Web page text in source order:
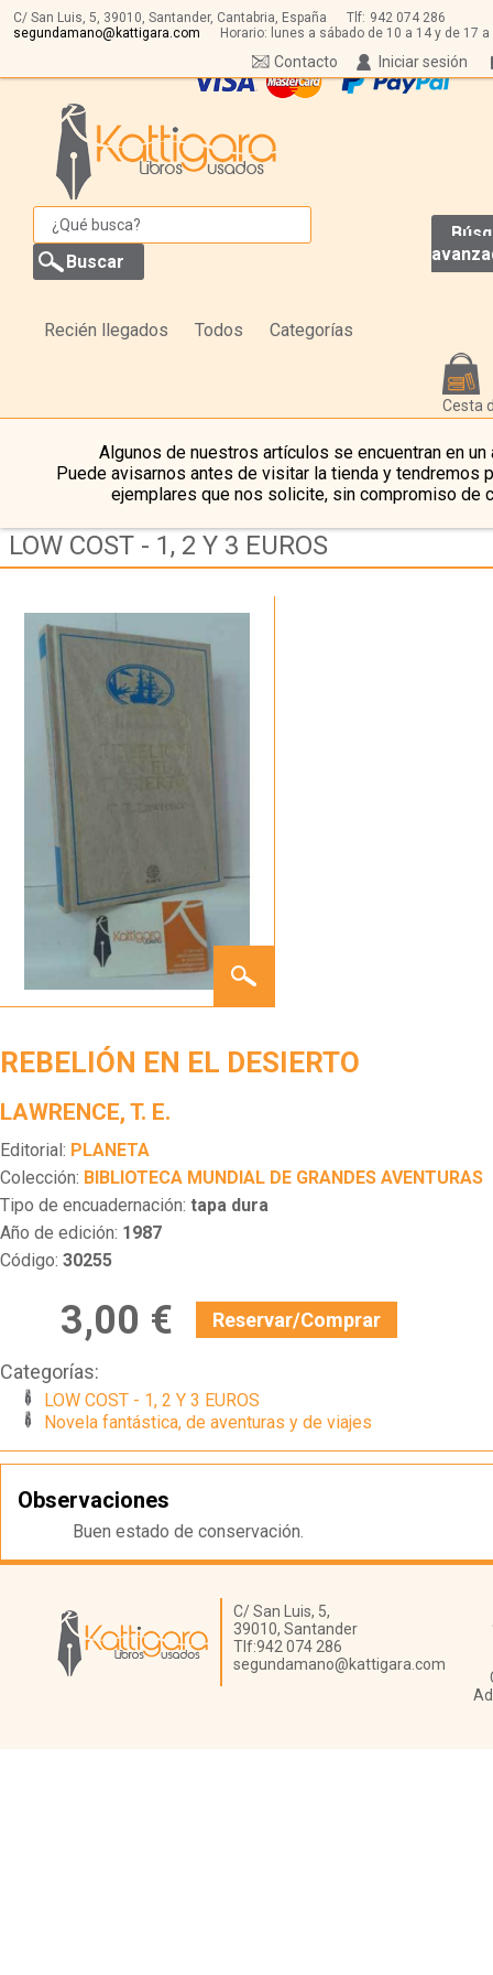
C/ San Luis, 5, 39010, Santander, Cantabria, España Tlf: 942 074 286
segundamano@kattigara.com
Horario: lunes a sábado de 10 a 14 y de 17 a
Iniciar sesión
Contacto
Recién llegados Todos Categorías
Cesta
Algunos de nuestros artículos se encuentran en un
Puede avisarnos antes de visitar la tienda y tendremos
ejemplares que nos solicite, sin compromiso de
LOW COST - 1, 2 Y 3 EUROS
EN EL
REBELIÓN EN EL DESIERTO
LAWRENCE, T. E.
Editorial: PLANETA
Colección: BIBLIOTECA MUNDIAL DE GRANDES AVENTURAS
Tipo de encuadernación: tapa dura
Año de edición: 1987
Código: 30255
3,00 € Reservar/Comprar
Categorías:
LOW COST - 1, 2 Y 3 EUROS
Novela fantástica, de aventuras y de viajes
Observaciones
Buen estado de conservación.
Librería Kattigara
C/ San Luis, 5,
39010, Santander
Tlf:942 074 286
segundamano@kattigara.com